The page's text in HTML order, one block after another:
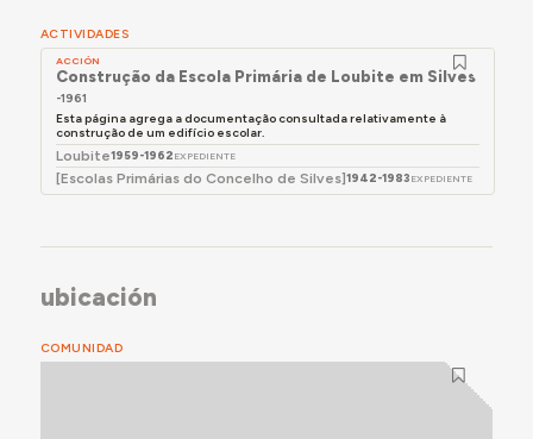
ACTIVIDADES
ACCIÓN
Construção da Escola Primária de Loubite em Silves
-1961
Esta página agrega a documentação consultada relativamente à
construção de um edifício escolar.
Loubite1959-1962 EXPEDIENTE
[Escolas Primárias do Concelho de Silves]1942-1983 EXPEDIENTE
ubicación
COMUNIDAD